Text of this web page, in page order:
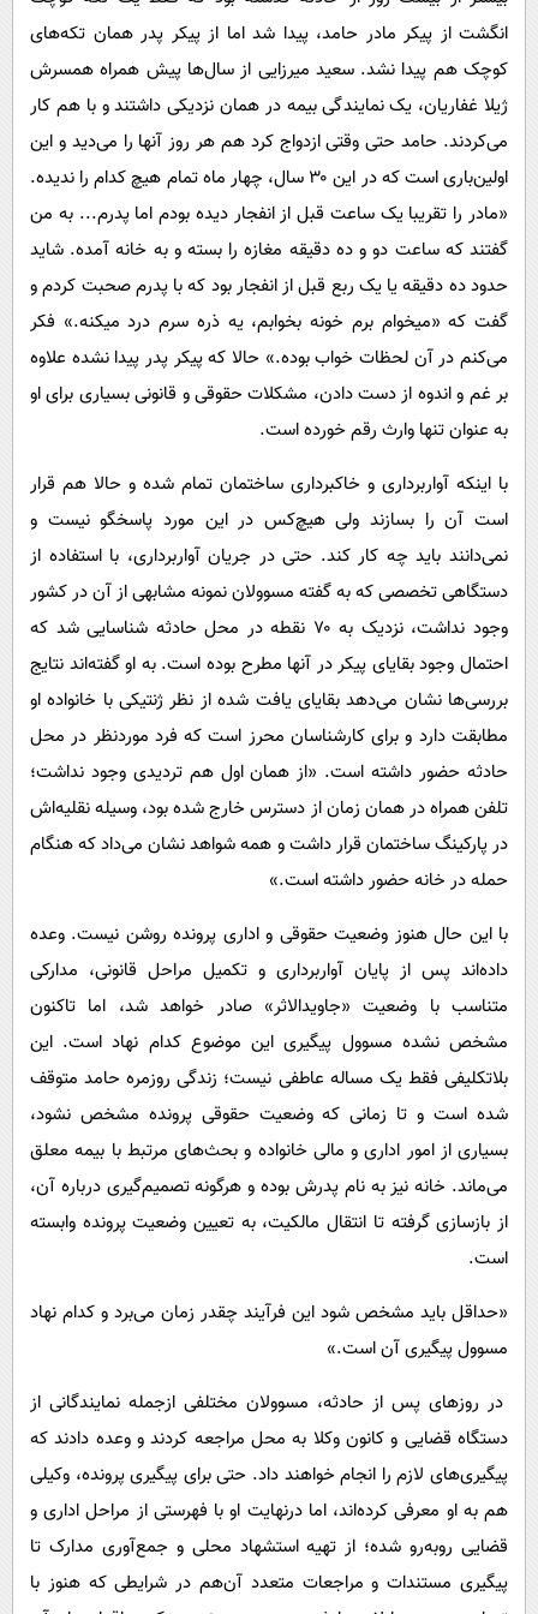
انگشت از پیکر مادر حامد، پیدا شد اما از پیکر پدر همان تکه‌های
کوچک هم پیدا نشد. سعید میرزایی از سال‌ها پیش همراه همسرش
ژیلا غفاریان، یک نمایندگی بیمه در همان نزدیکی داشتند و با هم کار
می‌کردند. حامد حتی وقتی ازدواج کرد هم هر روز آنها را می‌دید و این
اولین‌باری است که در این ۳۰ سال، چهار ماه تمام هیچ کدام را ندیده.
«مادر را تقریبا یک ساعت قبل از انفجار دیده بودم اما پدرم... به من
گفتند که ساعت دو و ده دقیقه مغازه را بسته و به خانه آمده. شاید
حدود ده دقیقه یا یک ربع قبل از انفجار بود که با پدرم صحبت کردم و
گفت که «میخوام برم خونه بخوابم، یه ذره سرم درد میکنه.» فکر
می‌کنم در آن لحظات خواب بوده.» حالا که پیکر پدر پیدا نشده علاوه
بر غم و اندوه از دست دادن، مشکلات حقوقی و قانونی بسیاری برای او
به عنوان تنها وارث رقم خورده است.
با اینکه آواربرداری و خاکبرداری ساختمان تمام شده و حالا هم قرار
است آن را بسازند ولی هیچ‌کس در این مورد پاسخگو نیست و
نمی‌دانند باید چه کار کند. حتی در جریان آواربرداری، با استفاده از
دستگاهی تخصصی که به گفته مسوولان نمونه مشابهی از آن در کشور
وجود نداشت، نزدیک به ۷۰ نقطه در محل حادثه شناسایی شد که
احتمال وجود بقایای پیکر در آنها مطرح بوده است. به او گفته‌اند نتایج
بررسی‌ها نشان می‌دهد بقایای یافت ‌شده از نظر ژنتیکی با خانواده او
مطابقت دارد و برای کارشناسان محرز است که فرد موردنظر در محل
حادثه حضور داشته است. «از همان اول هم تردیدی وجود نداشت؛
تلفن همراه در همان زمان از دسترس خارج شده بود، وسیله نقلیه‌اش
در پارکینگ ساختمان قرار داشت و همه شواهد نشان می‌داد که هنگام
حمله در خانه حضور داشته است.»
با این حال هنوز وضعیت حقوقی و اداری پرونده روشن نیست. وعده
داده‌اند پس از پایان آواربرداری و تکمیل مراحل قانونی، مدارکی
متناسب با وضعیت «جاویدالاثر» صادر خواهد شد، اما تاکنون
مشخص نشده مسوول پیگیری این موضوع کدام نهاد است. این
بلاتکلیفی فقط یک مساله عاطفی نیست؛ زندگی روزمره حامد متوقف
شده است و تا زمانی که وضعیت حقوقی پرونده مشخص نشود،
بسیاری از امور اداری و مالی خانواده و بحث‌های مرتبط با بیمه معلق
می‌ماند. خانه نیز به نام پدرش بوده و هرگونه تصمیم‌گیری درباره آن،
از بازسازی گرفته تا انتقال مالکیت، به تعیین وضعیت پرونده وابسته
است.
«حداقل باید مشخص شود این فرآیند چقدر زمان می‌برد و کدام نهاد
مسوول پیگیری آن است.»
در روزهای پس از حادثه، مسوولان مختلفی ازجمله نمایندگانی از
دستگاه قضایی و کانون وکلا به محل مراجعه کردند و وعده دادند که
پیگیری‌های لازم را انجام خواهند داد. حتی برای پیگیری پرونده، وکیلی
هم به او معرفی کرده‌اند، اما درنهایت او با فهرستی از مراحل اداری و
قضایی روبه‌رو شده؛ از تهیه استشهاد محلی و جمع‌آوری مدارک تا
پیگیری مستندات و مراجعات متعدد آن‌هم در شرایطی که هنوز با